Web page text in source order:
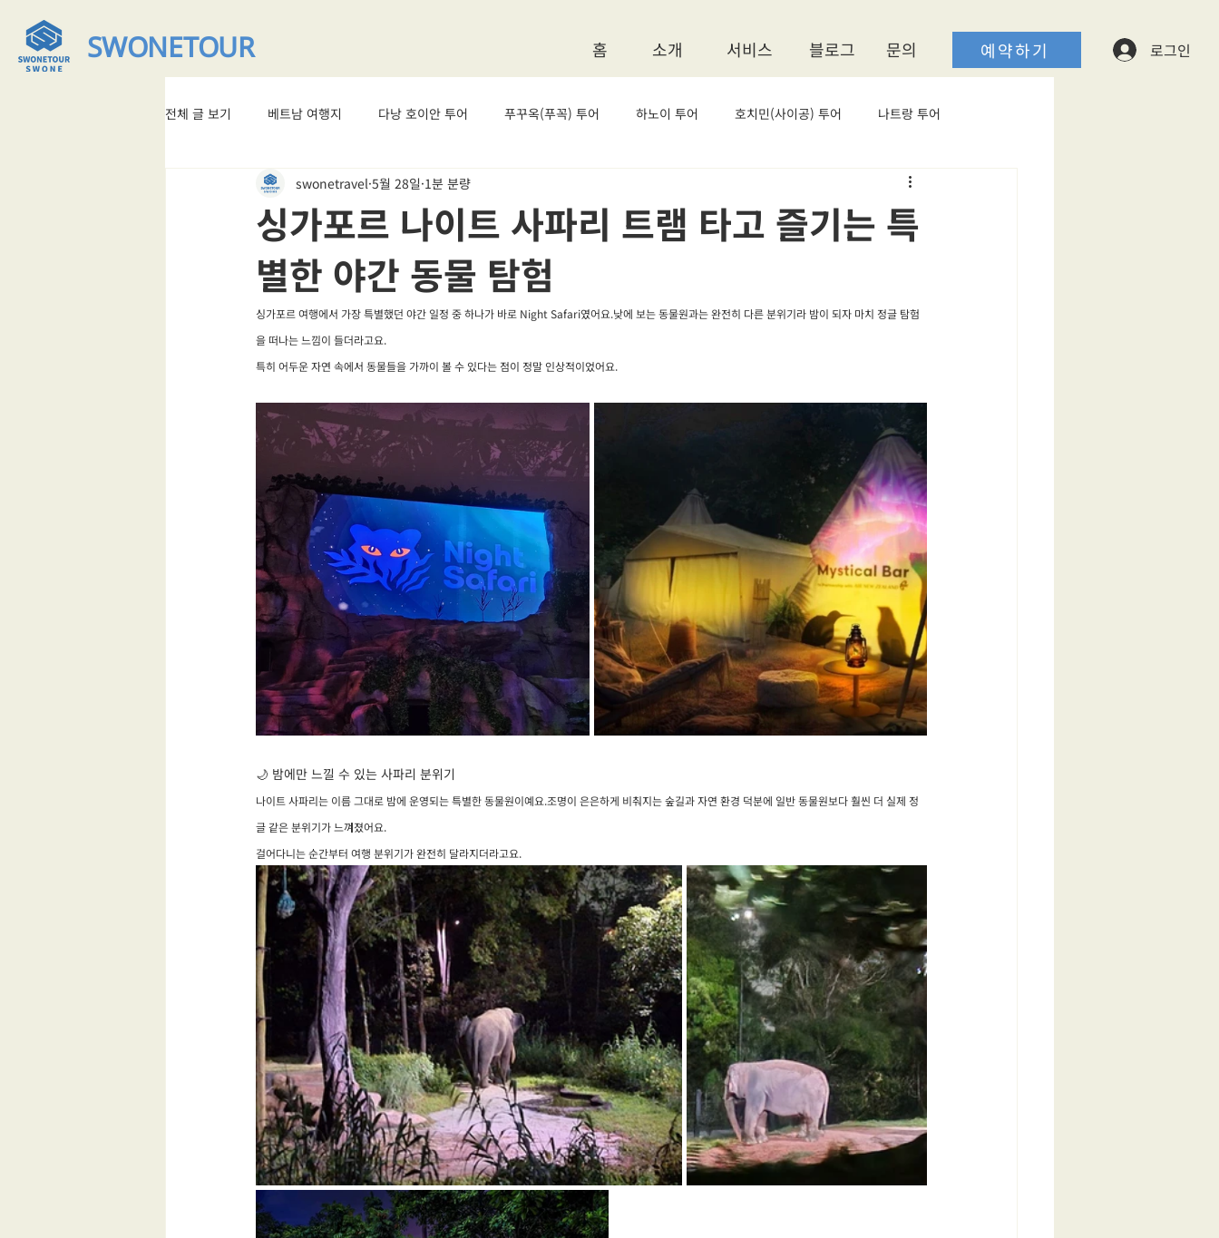
SWONETOUR 홈 소개 서비스 블로그 ​문의 예약하기 로그인
전체 글 보기 베트남 여행지 다낭 호이안 투어 푸꾸옥(푸꼭) 투어 하노이 투어 호치민(사이공) 투어 나트랑 투어
베트남 맛집 #베트남여행
싱가포르 나이트 사파리 트램 타고 즐기는 특
별한 야간 동물 탐험
swonetravel 5월 28일 1분 분량
싱가포르 여행에서 가장 특별했던 야간 일정 중 하나가 바로 Night Safari였어요.낮에 보는 동물원과는 완전히 다른 분위기라 밤이 되자 마치 정글 탐험
을 떠나는 느낌이 들더라고요.
특히 어두운 자연 속에서 동물들을 가까이 볼 수 있다는 점이 정말 인상적이었어요.
🌙 밤에만 느낄 수 있는 사파리 분위기
나이트 사파리는 이름 그대로 밤에 운영되는 특별한 동물원이예요.조명이 은은하게 비춰지는 숲길과 자연 환경 덕분에 일반 동물원보다 훨씬 더 실제 정
글 같은 분위기가 느껴졌어요.
걸어다니는 순간부터 여행 분위기가 완전히 달라지더라고요.